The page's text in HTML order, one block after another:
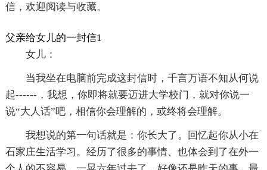
信，欢迎阅读与收藏。
父亲给女儿的一封信1
女儿：
当我坐在电脑前完成这封信时，千言万语不知从何说
起------，我想，你即将就要迈进大学校门，就对你说一
说“大人话”吧，相信你会理解的，或终将会理解。
我想说的第一句话就是：你长大了。回忆起你从小在
石家庄生活学习。经历了很多的事情、也体会到了在外一